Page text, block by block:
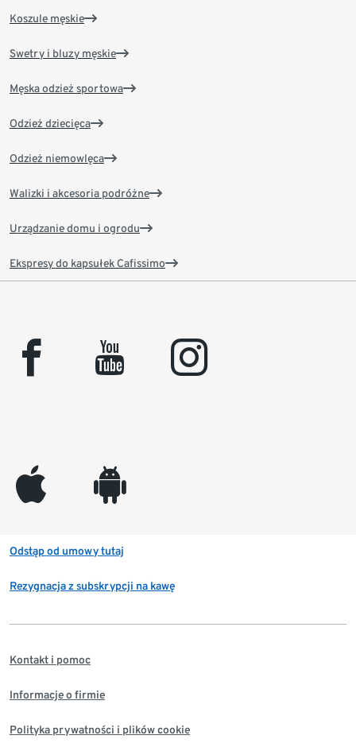
Koszule męskie
Swetry i bluzy męskie
Męska odzież sportowa
Odzież dziecięca
Odzież niemowlęca
Walizki i akcesoria podróżne
Urządzanie domu i ogrodu
Ekspresy do kapsułek Cafissimo
facebook youtube instagram
appleinc android
Odstąp od umowy tutaj
Rezygnacja z subskrypcji na kawę
Kontakt i pomoc
Informacje o firmie
Polityka prywatności i plików cookie